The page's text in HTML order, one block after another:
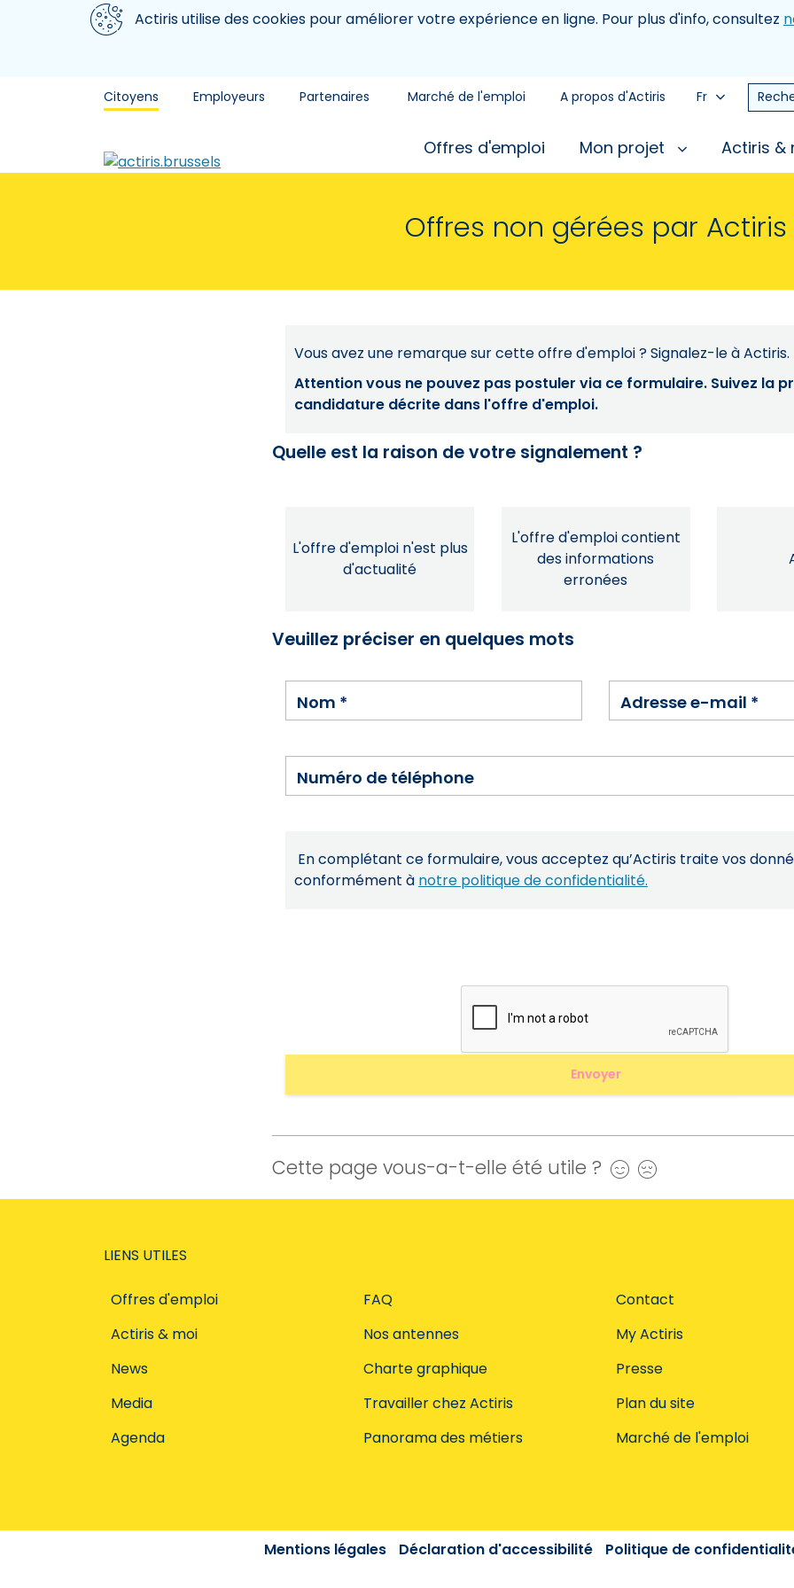
Aller au contenu principal
Nous utilisons des cookiesActiris utilise des cookies pour améliorer votre expérience en ligne. Pour plus d'info, consultez
Citoyens Employeurs Partenaires Marché de l'emploi A propos d'Actiris Fr
Offres d'emploi Mon projet Actiris
Offres non gérées par Actiris
Vous avez une remarque sur cette offre d'emploi ? Signalez-le à Actiris.
Attention vous ne pouvez pas postuler via ce formulaire. Suivez la
candidature décrite dans l'offre d'emploi.
Quelle est la raison de votre signalement ?
L'offre d'emploi n'est plus
d'actualité
L'offre d'emploi contient
des informations
erronées
Veuillez préciser en quelques mots
Nom * Adresse e-mail *
Numéro de téléphone
En complétant ce formulaire, vous acceptez qu’Actiris traite vos
conformément à notre politique de confidentialité.
Cette page vous-a-t-elle été utile ? Oui
LIENS UTILES
Offres d'emploi
Actiris & moi
News
Media
Agenda
FAQ
Nos antennes
Charte graphique
Travailler chez Actiris
Panorama des métiers
Contact
My Actiris
Presse
Plan du site
Marché de l'emploi
Mentions légales Déclaration d'accessibilité Politique de